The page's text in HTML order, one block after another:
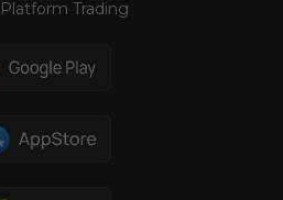
Trading